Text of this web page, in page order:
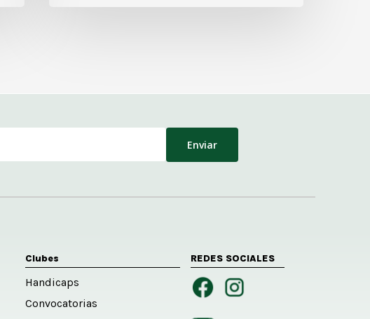
Clubes
Handicaps
Convocatorias
REDES SOCIALES